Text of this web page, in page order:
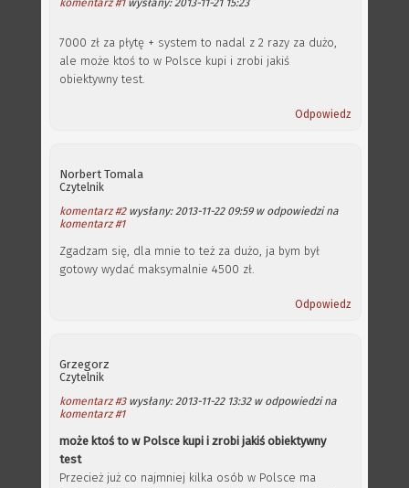
komentarz #1wysłany: 2013-11-21 15:23
7000 zł za płytę + system to nadal z 2 razy za dużo,
ale może ktoś to w Polsce kupi i zrobi jakiś
obiektywny test.
Odpowiedz
Norbert Tomala
Czytelnik
komentarz #2wysłany: 2013-11-22 09:59 w odpowiedzi na
komentarz #1
Zgadzam się, dla mnie to też za dużo, ja bym był
gotowy wydać maksymalnie 4500 zł.
Odpowiedz
Grzegorz
Czytelnik
komentarz #3wysłany: 2013-11-22 13:32 w odpowiedzi na
komentarz #1
może ktoś to w Polsce kupi i zrobi jakiś obiektywny
test
Przecież już co najmniej kilka osób w Polsce ma